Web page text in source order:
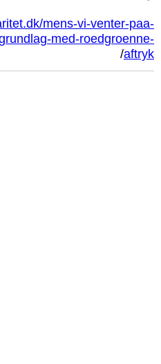
mens-vi-venter-paa-
med-roedgroenne-
aftryk
/